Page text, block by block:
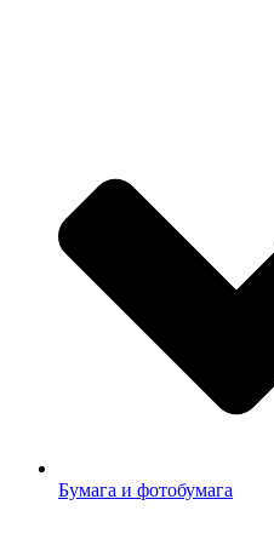
Бумага и фотобумага